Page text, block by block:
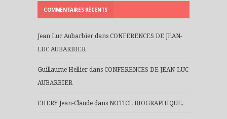
COMMENTAIRES RÉCENTS
Jean Luc Aubarbier dans CONFERENCES DE JEAN-
LUC AUBARBIER
Guillaume Hellier dans CONFERENCES DE JEAN-LUC
AUBARBIER
CHERY Jean-Claude dans NOTICE BIOGRAPHIQUE.